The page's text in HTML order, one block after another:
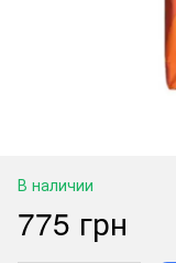
В наличии
775 грн